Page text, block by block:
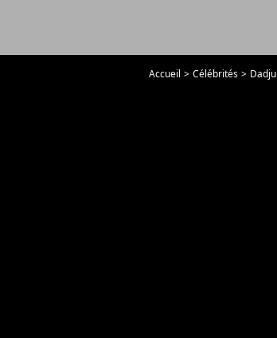
Accueil Célébrités Dadju